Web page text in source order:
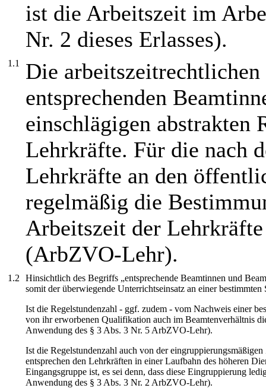
ist die Arbeitszeit im
Nr. 2 dieses Erlasses).
1.1
Die
entsprechenden
einschlägigen abstrakten
Lehrkräfte. Für die nach
Lehrkräfte an den
regelmäßig die
Arbeitszeit der
(ArbZVO-Lehr).
1.2
Hinsichtlich des Begriffs „entsprechende Beamtinnen und
somit der überwiegende Unterrichtseinsatz an einer
Ist die Regelstundenzahl - ggf. zudem - vom Nachweis einer
von ihr erworbenen Qualifikation auch im Beamtenverhältnis
Anwendung des § 3 Abs. 3 Nr. 5 ArbZVO-Lehr).
Ist die Regelstundenzahl auch von der
entsprechen den Lehrkräften in einer Laufbahn des höheren
Eingangsgruppe ist, es sei denn, dass diese Eingruppierung
Anwendung des § 3 Abs. 3 Nr. 2 ArbZVO-Lehr).